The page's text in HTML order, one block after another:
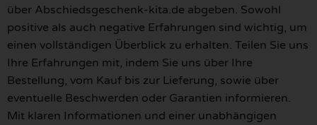
über Abschiedsgeschenk-kita.de abgeben. Sowohl
positive als auch negative Erfahrungen sind wichtig, um
einen vollständigen Überblick zu erhalten. Teilen Sie uns
Ihre Erfahrungen mit, indem Sie uns über Ihre
Bestellung, vom Kauf bis zur Lieferung, sowie über
eventuelle Beschwerden oder Garantien informieren.
Mit klaren Informationen und einer unabhängigen